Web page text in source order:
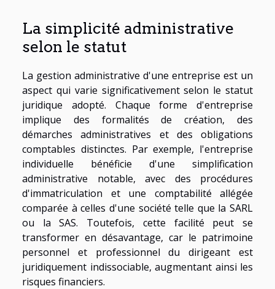
La simplicité administrative
selon le statut
La gestion administrative d'une entreprise est un
aspect qui varie significativement selon le statut
juridique adopté. Chaque forme d'entreprise
implique des formalités de création, des
démarches administratives et des obligations
comptables distinctes. Par exemple, l'entreprise
individuelle bénéficie d'une simplification
administrative notable, avec des procédures
d'immatriculation et une comptabilité allégée
comparée à celles d'une société telle que la SARL
ou la SAS. Toutefois, cette facilité peut se
transformer en désavantage, car le patrimoine
personnel et professionnel du dirigeant est
juridiquement indissociable, augmentant ainsi les
risques financiers.